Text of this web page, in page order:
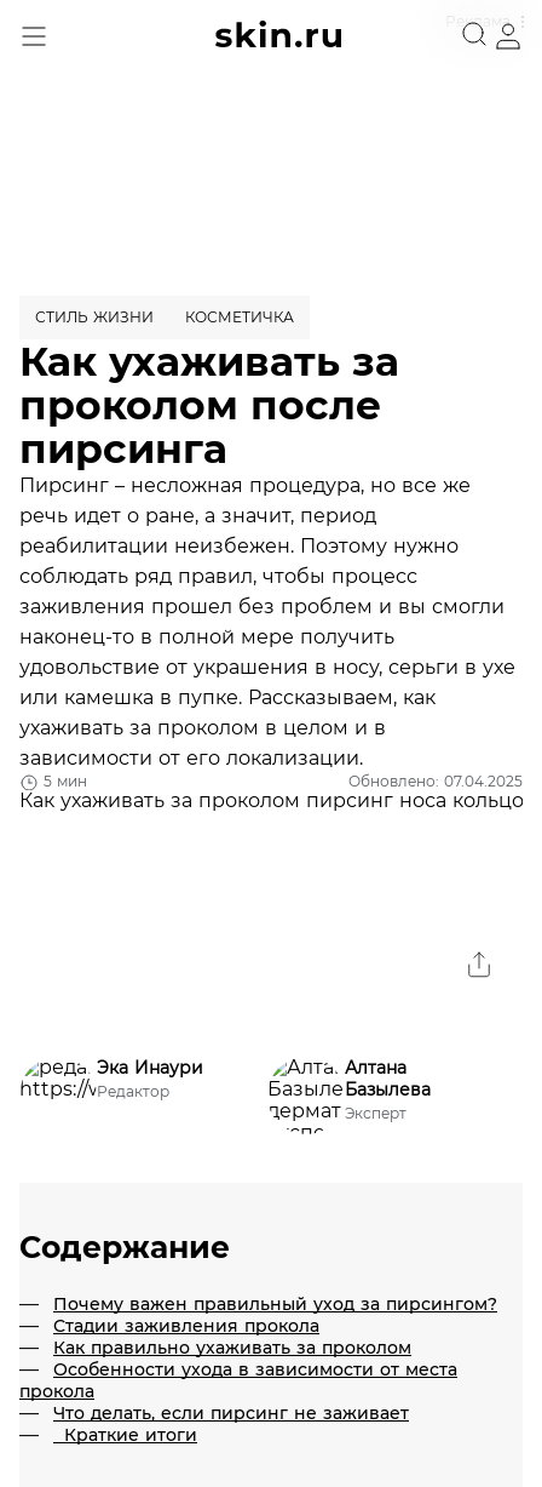
Реклама
5 мин Обновлено: 07.04.2025
СТИЛЬ ЖИЗНИ КОСМЕТИЧКА
Как ухаживать за
проколом после
пирсинга
Пирсинг – несложная процедура, но все же
речь идет о ране, а значит, период
реабилитации неизбежен. Поэтому нужно
соблюдать ряд правил, чтобы процесс
заживления прошел без проблем и вы смогли
наконец-то в полной мере получить
удовольствие от украшения в носу, серьги в ухе
или камешка в пупке. Рассказываем, как
ухаживать за проколом в целом и в
зависимости от его локализации.
Эка Инаури
Редактор
Алтана
Базылева
Эксперт
Содержание
Почему важен правильный уход за пирсингом?
Стадии заживления прокола
Как правильно ухаживать за проколом
Особенности ухода в зависимости от места
прокола
Что делать, если пирсинг не заживает
Краткие итоги